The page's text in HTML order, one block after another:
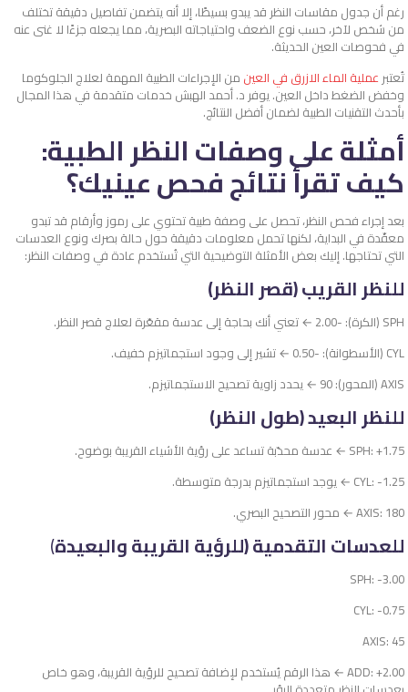
رغم أن جدول مقاسات النظر قد يبدو بسيطًا، إلا أنه يتضمن تفاصيل دقيقة تختلف
من شخص لآخر، حسب نوع الضعف واحتياجاته البصرية، مما يجعله جزءًا لا غنى عنه
في فحوصات العين الحديثة.
تُعتبر عملية الماء الازرق في العين من الإجراءات الطبية المهمة لعلاج الجلوكوما
وخفض الضغط داخل العين. يوفر د. أحمد الهبش خدمات متقدمة في هذا المجال
بأحدث التقنيات الطبية لضمان أفضل النتائج.
أمثلة على وصفات النظر الطبية:
كيف تقرأ نتائج فحص عينيك؟
بعد إجراء فحص النظر، تحصل على وصفة طبية تحتوي على رموز وأرقام قد تبدو
معقّدة في البداية، لكنها تحمل معلومات دقيقة حول حالة بصرك ونوع العدسات
التي تحتاجها. إليك بعض الأمثلة التوضيحية التي تُستخدم عادة في وصفات النظر:
للنظر القريب (قصر النظر)
SPH (الكرة): -2.00 ← تعني أنك بحاجة إلى عدسة مقعّرة لعلاج قصر النظر.
CYL (الأسطوانة): -0.50 ← تشير إلى وجود استجماتيزم خفيف.
AXIS (المحور): 90 ← يحدد زاوية تصحيح الاستجماتيزم.
للنظر البعيد (طول النظر)
SPH: +1.75 ← عدسة محدّبة تساعد على رؤية الأشياء القريبة بوضوح.
CYL: -1.25 ← يوجد استجماتيزم بدرجة متوسطة.
AXIS: 180 ← محور التصحيح البصري.
للعدسات التقدمية (للرؤية القريبة والبعيدة)
SPH: -3.00
CYL: -0.75
AXIS: 45
ADD: +2.00 ← هذا الرقم يُستخدم لإضافة تصحيح للرؤية القريبة، وهو خاص